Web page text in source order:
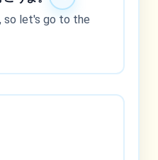
so let's go to the